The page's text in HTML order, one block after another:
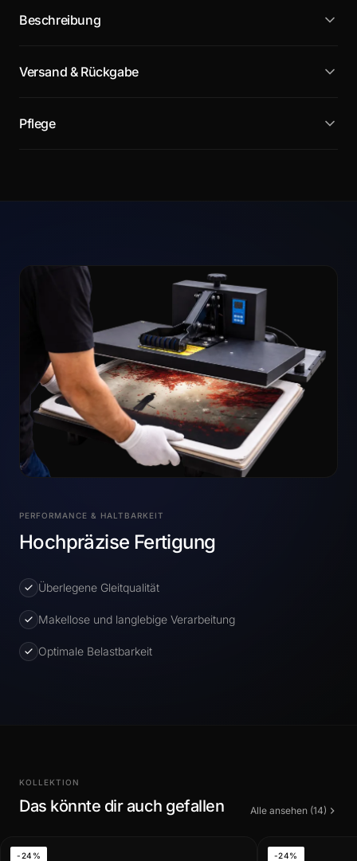
Beschreibung
Versand & Rückgabe
Pflege
PERFORMANCE & HALTBARKEIT
Hochpräzise Fertigung
Überlegene Gleitqualität
Makellose und langlebige Verarbeitung
Optimale Belastbarkeit
KOLLEKTION
Das könnte dir auch gefallen Alle ansehen (14)
-24% -24%